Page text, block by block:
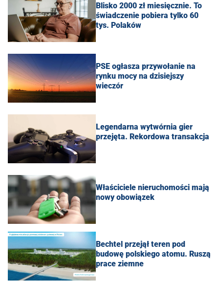
Blisko 2000 zł miesięcznie. To
świadczenie pobiera tylko 60
tys. Polaków
PSE ogłasza przywołanie na
rynku mocy na dzisiejszy
wieczór
Legendarna wytwórnia gier
przejęta. Rekordowa transakcja
Właściciele nieruchomości mają
nowy obowiązek
Bechtel przejął teren pod
budowę polskiego atomu. Ruszą
prace ziemne